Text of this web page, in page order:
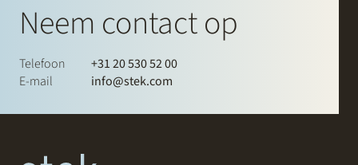
Neem contact op
Telefoon
+31 20 530 52 00
E-mail
info@stek.com